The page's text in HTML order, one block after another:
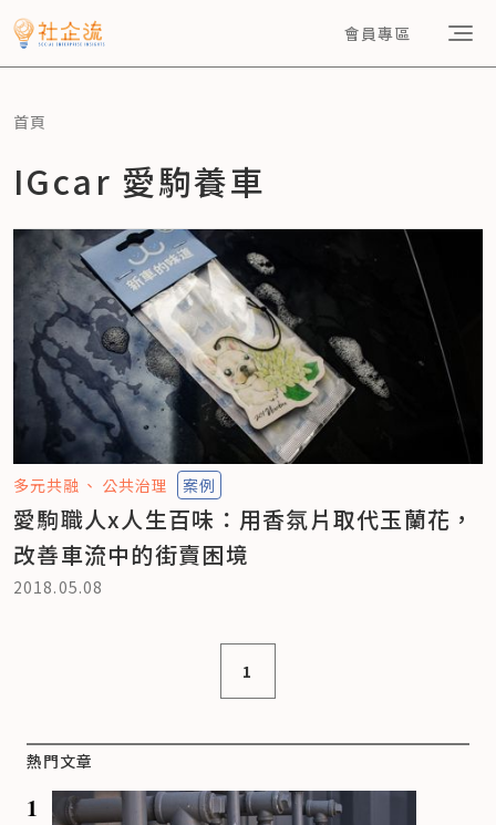
會員專區
首頁
IGcar 愛駒養車
多元共融 公共治理 案例
愛駒職人x人生百味：用香氛片取代玉蘭花，
改善車流中的街賣困境
2018.05.08
1
熱門文章
1